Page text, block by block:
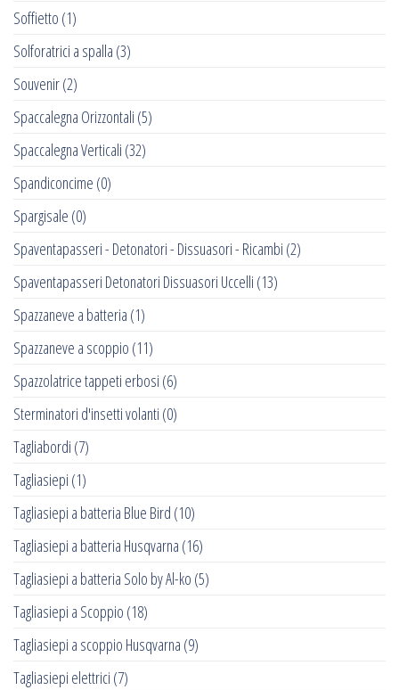
Soffietto (1)
Solforatrici a spalla (3)
Souvenir(2)
Spaccalegna Orizzontali (5)
Spaccalegna Verticali (32)
Spandiconcime (0)
Spargisale (0)
Spaventapasseri - Detonatori - Dissuasori - Ricambi (2)
Spaventapasseri Detonatori Dissuasori Uccelli (13)
Spazzaneve a batteria (1)
Spazzaneve a scoppio (11)
Spazzolatrice tappeti erbosi (6)
Sterminatori d'insetti volanti (0)
Tagliabordi (7)
Tagliasiepi (1)
Tagliasiepi a batteria Blue Bird (10)
Tagliasiepi a batteria Husqvarna (16)
Tagliasiepi a batteria Solo by Al-ko (5)
Tagliasiepi a Scoppio (18)
Tagliasiepi a scoppio Husqvarna (9)
Tagliasiepi elettrici (7)